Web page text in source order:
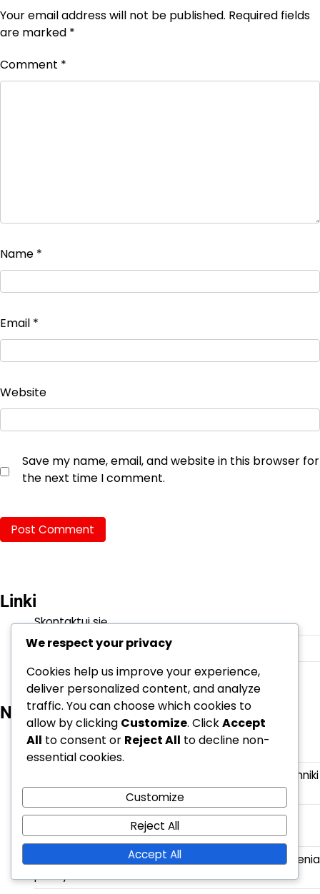
Your email address will not be published. Required fields
are marked *
Comment *
Name *
Email *
Website
Save my name, email, and website in this browser for
the next time I comment.
Linki
Skontaktuj się
Informacje
Wszystkie wpisy
Najnowsze wpisy
Techniki serwisu skaczącego: rytm serwisu, praca
nóg, ćwiczenia koordynacyjne
Techniki serwisu skaczącego: Analiza serwisu, Techniki
rozkładu, Wnioski dotyczące graczy
Techniki serwisu z dołu: kontrola rotacji, prędkość,
umiejscowienie
Serwis Floater: Najczęstsze błędy, poprawki, ćwiczenia
praktyczne
We respect your privacy
Cookies help us improve your experience,
deliver personalized content, and analyze
traffic. You can choose which cookies to
allow by clicking Customize. ClickAccept
All to consent or Reject All to decline non-
essential cookies.
Customize
Reject All
Accept All